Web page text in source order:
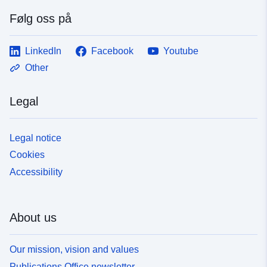
Følg oss på
LinkedIn Facebook
Youtube
Other
Legal
Legal notice
Cookies
Accessibility
About us
Our mission, vision and values